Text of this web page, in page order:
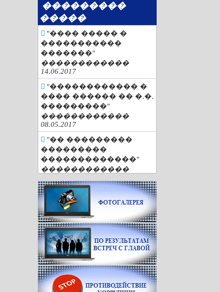
���������
�����
"���� ����� �
�����������
�������"
������������
14.06.2017
"������������ �
���� ������ �� �.�.
���������"
������������
08.05.2017
"�� ���������
���������
�������������"
������������
"�������
��������� ���
������"
������������
29.03.2017
"�� 85 ���"
������������
01.03.2017
"�������. �����.
�������"